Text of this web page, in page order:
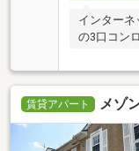
インター
の3口コン
賃貸アパート メゾ